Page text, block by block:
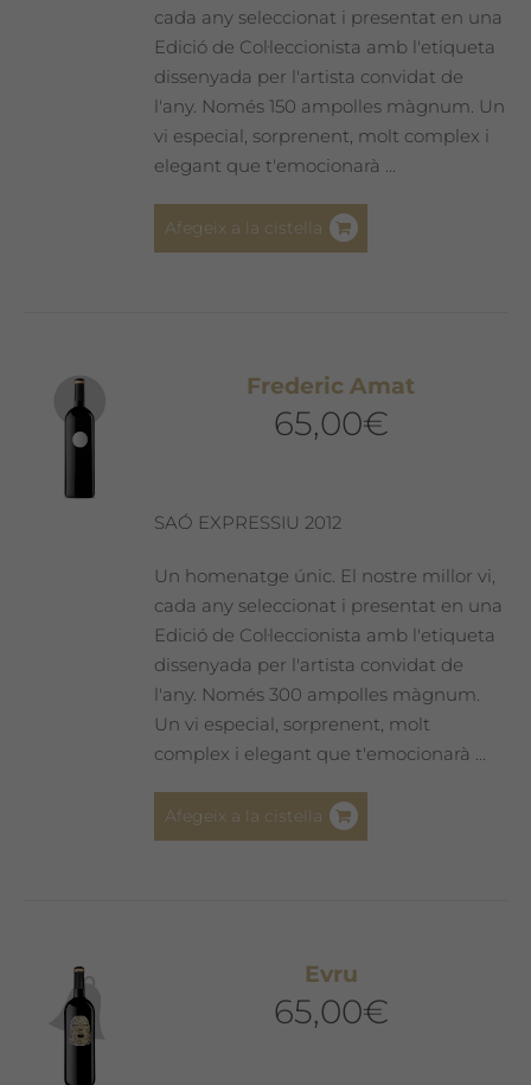
cada any seleccionat i presentat en una
Edició de Col·leccionista amb l'etiqueta
dissenyada per l'artista convidat de
l'any. Només 150 ampolles màgnum. Un
vi especial, sorprenent, molt complex i
elegant que t'emocionarà ...
Afegeix a la cistella
Frederic Amat
65,00€
SAÓ EXPRESSIU 2012
Un homenatge únic. El nostre millor vi,
cada any seleccionat i presentat en una
Edició de Col·leccionista amb l'etiqueta
dissenyada per l'artista convidat de
l'any. Només 300 ampolles màgnum.
Un vi especial, sorprenent, molt
complex i elegant que t'emocionarà ...
Afegeix a la cistella
Evru
65,00€